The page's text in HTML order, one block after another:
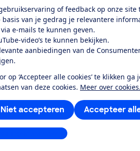
of feedback op onze site
basis van je gedrag je relevantere
e-mails te kunnen geven.
video’s te kunnen bekijken.
aanbiedingen van de
op ‘Accepteer alle cookies’ te klikken
van deze cookies. Meer over cookies.
Accepteer
Niet accepteren
aanpassen
Word lid
Al lid? Log in
dit product
door de Consumentenbond